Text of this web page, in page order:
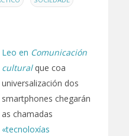
Leo en Comunicación
culturalque coa
universalización dos
smartphones chegarán
as chamadas
«tecnoloxías